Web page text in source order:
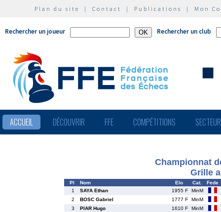
Plan du site | Contact | Publications | Mon
Rechercher un joueur Rechercher un club
ACCUEIL DÉCOUVRIR FFE COMPÉTITIONS
Championnat
Grille
Pl Nom Elo Cat.
Fede
1
SAYA Ethan 1955 F
MinM
2
BOSC Gabriel 1777 F
MinM
3
PIAR Hugo 1610 F
MinM